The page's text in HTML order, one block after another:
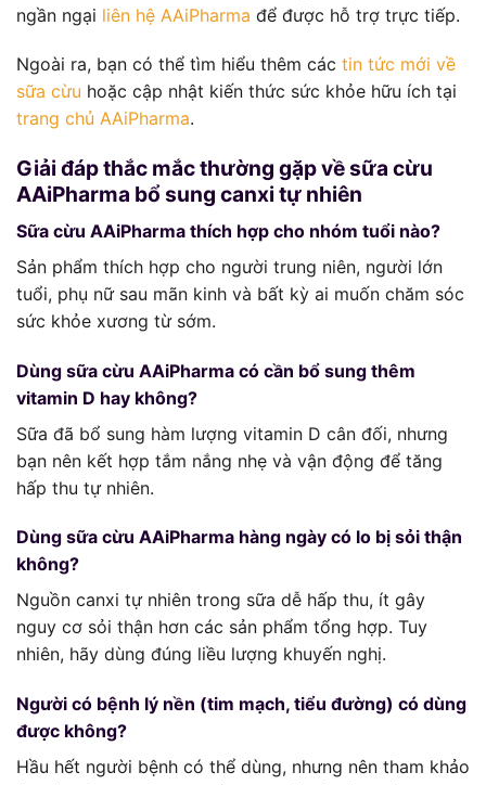
ngần ngại liên hệ AAiPharma để được hỗ trợ trực tiếp.
Ngoài ra, bạn có thể tìm hiểu thêm các tin tức mới về
sữa cừu hoặc cập nhật kiến thức sức khỏe hữu ích tại
trang chủ AAiPharma.
Giải đáp thắc mắc thường gặp về sữa cừu
AAiPharma bổ sung canxi tự nhiên
Sữa cừu AAiPharma thích hợp cho nhóm tuổi nào?
Sản phẩm thích hợp cho người trung niên, người lớn
tuổi, phụ nữ sau mãn kinh và bất kỳ ai muốn chăm sóc
sức khỏe xương từ sớm.
Dùng sữa cừu AAiPharma có cần bổ sung thêm
vitamin D hay không?
Sữa đã bổ sung hàm lượng vitamin D cân đối, nhưng
bạn nên kết hợp tắm nắng nhẹ và vận động để tăng
hấp thu tự nhiên.
Dùng sữa cừu AAiPharma hàng ngày có lo bị sỏi thận
không?
Nguồn canxi tự nhiên trong sữa dễ hấp thu, ít gây
nguy cơ sỏi thận hơn các sản phẩm tổng hợp. Tuy
nhiên, hãy dùng đúng liều lượng khuyến nghị.
Người có bệnh lý nền (tim mạch, tiểu đường) có dùng
được không?
Hầu hết người bệnh có thể dùng, nhưng nên tham khảo